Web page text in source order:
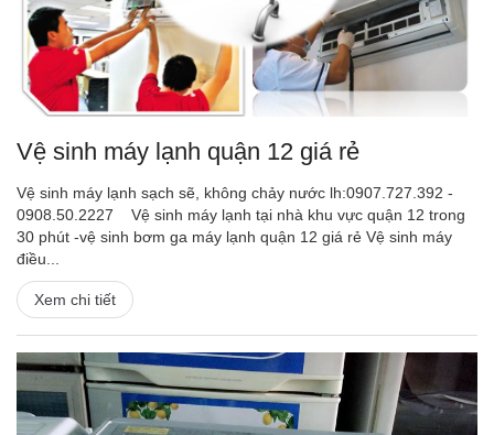
Vệ sinh máy lạnh quận 12 giá rẻ
Vệ sinh máy lạnh sạch sẽ, không chảy nước lh:0907.727.392 -
0908.50.2227 Vệ sinh máy lạnh tại nhà khu vực quận 12 trong
30 phút -vệ sinh bơm ga máy lạnh quận 12 giá rẻ Vệ sinh máy
điều...
Xem chi tiết